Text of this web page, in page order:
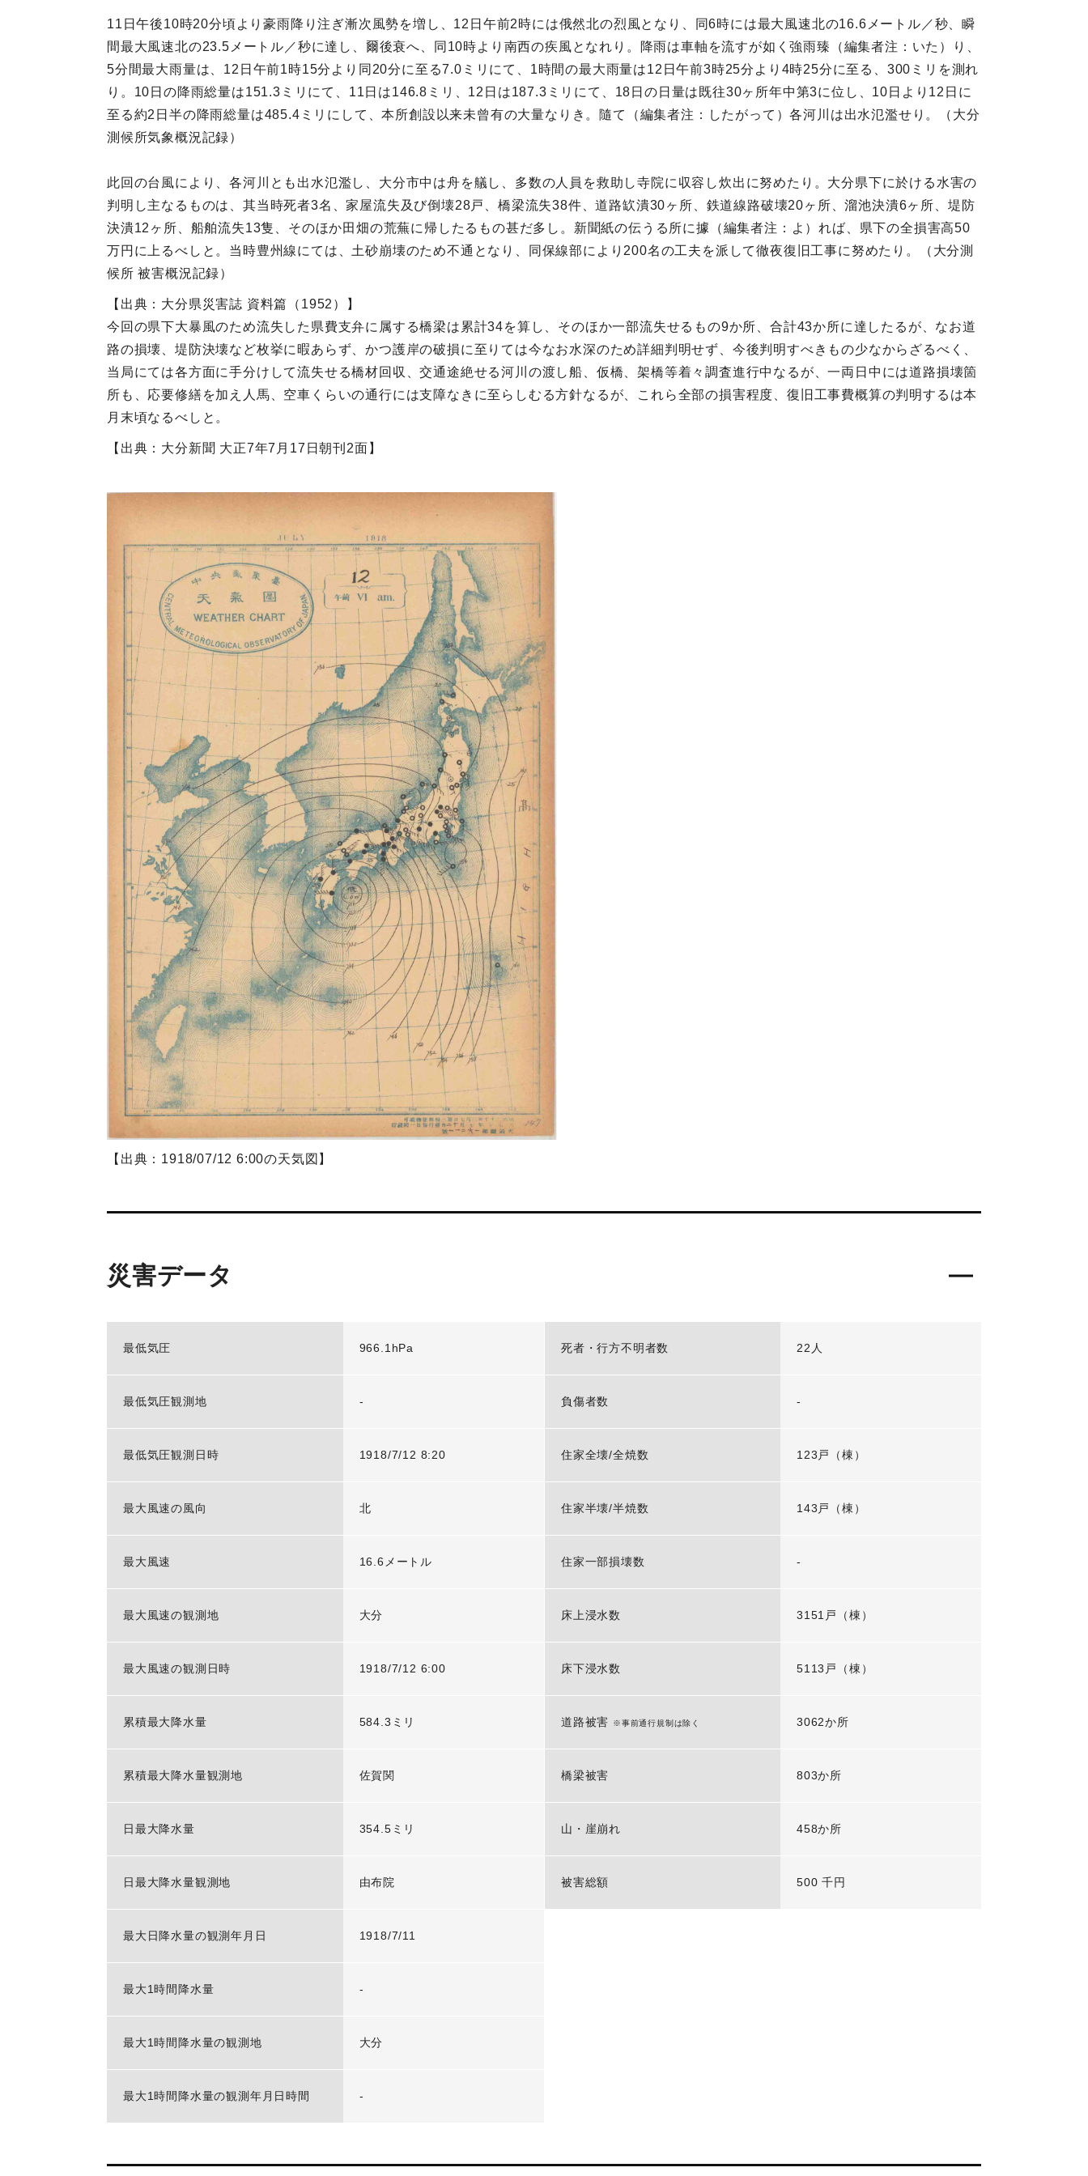
11日午後10時20分頃より豪雨降り注ぎ漸次風勢を増し、12日午前2時には俄然北の烈風となり、同6時には最大風速北の16.6メートル／秒、瞬
間最大風速北の23.5メートル／秒に達し、爾後衰へ、同10時より南西の疾風となれり。降雨は車軸を流すが如く強雨臻（編集者注：いた）り、
5分間最大雨量は、12日午前1時15分より同20分に至る7.0ミリにて、1時間の最大雨量は12日午前3時25分より4時25分に至る、300ミリを測れ
り。10日の降雨総量は151.3ミリにて、11日は146.8ミリ、12日は187.3ミリにて、18日の日量は既往30ヶ所年中第3に位し、10日より12日に
至る約2日半の降雨総量は485.4ミリにして、本所創設以来未曾有の大量なりき。隨て（編集者注：したがって）各河川は出水氾濫せり。（大分
測候所気象概況記録）
此回の台風により、各河川とも出水氾濫し、大分市中は舟を艤し、多数の人員を救助し寺院に収容し炊出に努めたり。大分県下に於ける水害の
判明し主なるものは、其当時死者3名、家屋流失及び倒壊28戸、橋梁流失38件、道路缼潰30ヶ所、鉄道線路破壊20ヶ所、溜池決潰6ヶ所、堤防
決潰12ヶ所、船舶流失13隻、そのほか田畑の荒蕪に帰したるもの甚だ多し。新聞紙の伝うる所に據（編集者注：よ）れば、県下の全損害高50
万円に上るべしと。当時豊州線にては、土砂崩壊のため不通となり、同保線部により200名の工夫を派して徹夜復旧工事に努めたり。（大分測
候所 被害概況記録）
【出典：大分県災害誌 資料篇（1952）】
今回の県下大暴風のため流失した県費支弁に属する橋梁は累計34を算し、そのほか一部流失せるもの9か所、合計43か所に達したるが、なお道
路の損壊、堤防決壊など枚挙に暇あらず、かつ護岸の破損に至りては今なお水深のため詳細判明せず、今後判明すべきもの少なからざるべく、
当局にては各方面に手分けして流失せる橋材回収、交通途絶せる河川の渡し船、仮橋、架橋等着々調査進行中なるが、一両日中には道路損壊箇
所も、応要修繕を加え人馬、空車くらいの通行には支障なきに至らしむる方針なるが、これら全部の損害程度、復旧工事費概算の判明するは本
月末頃なるべしと。
【出典：大分新聞 大正7年7月17日朝刊2面】
【出典：1918/07/12 6:00の天気図】
災害データ
最低気圧 966.1hPa
最低気圧観測地 -
最低気圧観測日時 1918/7/12 8:20
最大風速の風向 北
最大風速 16.6メートル
最大風速の観測地 大分
最大風速の観測日時 1918/7/12 6:00
累積最大降水量 584.3ミリ
累積最大降水量観測地 佐賀関
日最大降水量 354.5ミリ
日最大降水量観測地 由布院
最大日降水量の観測年月日 1918/7/11
最大1時間降水量 -
最大1時間降水量の観測地 大分
最大1時間降水量の観測年月日時間 -
死者・行方不明者数 22人
負傷者数 -
住家全壊/全焼数 123戸（棟）
住家半壊/半焼数 143戸（棟）
住家一部損壊数 -
床上浸水数 3151戸（棟）
床下浸水数 5113戸（棟）
道路被害 ※事前通行規制は除く 3062か所
橋梁被害 803か所
山・崖崩れ 458か所
被害総額 500 千円